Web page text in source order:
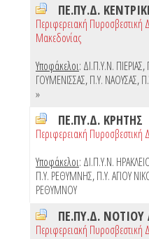
ΠΕ.ΠΥ.Δ.
Περιφερειακή Πυροσβεστική
Μακεδονίας
Υποφάκελοι: ΔΙ.Π.Υ.Ν. ΠΙΕΡΙΑΣ,
ΓΟΥΜΕΝΙΣΣΑΣ,Π.Υ. ΝΑΟΥΣΑΣ,
»
ΠΕ.ΠΥ.Δ. ΚΡΗΤΗΣ
Περιφερειακή Πυροσβεστική
Υποφάκελοι: ΔΙ.Π.Υ.Ν.
Π.Υ. ΡΕΘΥΜΝΗΣ,Π.Υ. ΑΓΙΟΥ
ΡΕΘΥΜΝΟΥ
ΠΕ.ΠΥ.Δ. ΝΟΤΙΟΥ
Περιφερειακή Πυροσβεστική